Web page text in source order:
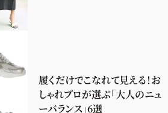
履くだけでこなれて見える！お
しゃれプロが選ぶ「大人のニュ
ーバランス」6選